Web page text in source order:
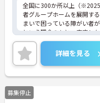
全国に300か所以上（
者グループホームを展開す
まいで困っている障がい者
という理念のもと、安定し
立を支援しています。週1日
ワークや扶養内での勤務も
ペースで働けます。20代か
活躍中で、未経験や無資格
トできるよう、先輩スタッ
す。昇給の機会は年2回あり
境です。正社員登用制度や産
詳細を見る
募集停止